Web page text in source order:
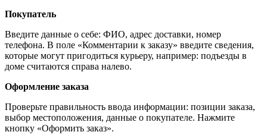
Покупатель
Введите данные о себе: ФИО, адрес доставки, номер
телефона. В поле «Комментарии к заказу» введите сведения,
которые могут пригодиться курьеру, например: подъезды в
доме считаются справа налево.
Оформление заказа
Проверьте правильность ввода информации: позиции заказа,
выбор местоположения, данные о покупателе. Нажмите
кнопку «Оформить заказ».